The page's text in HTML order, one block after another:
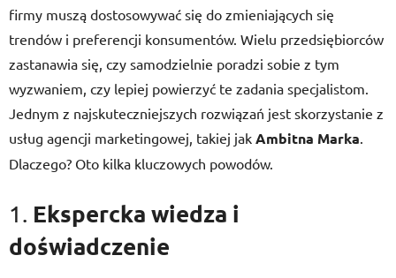
firmy muszą dostosowywać się do zmieniających się
trendów i preferencji konsumentów. Wielu przedsiębiorców
zastanawia się, czy samodzielnie poradzi sobie z tym
wyzwaniem, czy lepiej powierzyć te zadania specjalistom.
Jednym z najskuteczniejszych rozwiązań jest skorzystanie z
usług agencji marketingowej, takiej jak Ambitna Marka.
Dlaczego? Oto kilka kluczowych powodów.
1. Ekspercka wiedza i
doświadczenie